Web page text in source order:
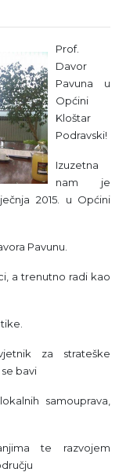
Prof.
Davor
Pavuna u
Općini
Kloštar
Podravski!
Izuzetna
nam je
2015. u Općini
Pavunu.
a trenutno radi kao
za strateške
bavi
samouprava,
te razvojem